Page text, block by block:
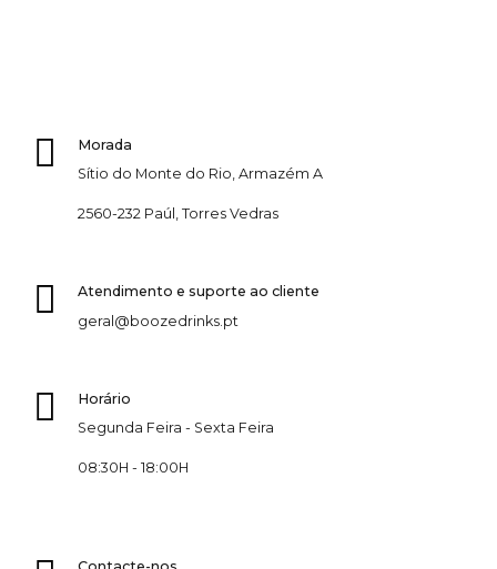
Morada
Sítio do Monte do Rio, Armazém A
2560-232 Paúl, Torres Vedras
Atendimento e suporte ao cliente
geral@boozedrinks.pt
Horário
Segunda Feira - Sexta Feira
08:30H - 18:00H